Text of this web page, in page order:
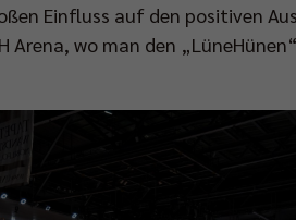
Einfluss auf den positiven
Arena, wo man den